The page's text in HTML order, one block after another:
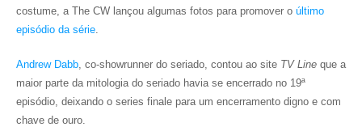
costume, a The CW lançou algumas fotos para promover o último
episódio da série.
Andrew Dabb, co-showrunner do seriado, contou ao site TV Line que a
maior parte da mitologia do seriado havia se encerrado no 19ª
episódio, deixando o series finale para um encerramento digno e com
chave de ouro.